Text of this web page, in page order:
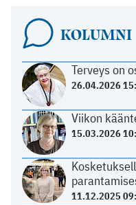
KOLUMNI
Terveys on
26.04.2026
Viikon
15.03.2026
11.12.2025